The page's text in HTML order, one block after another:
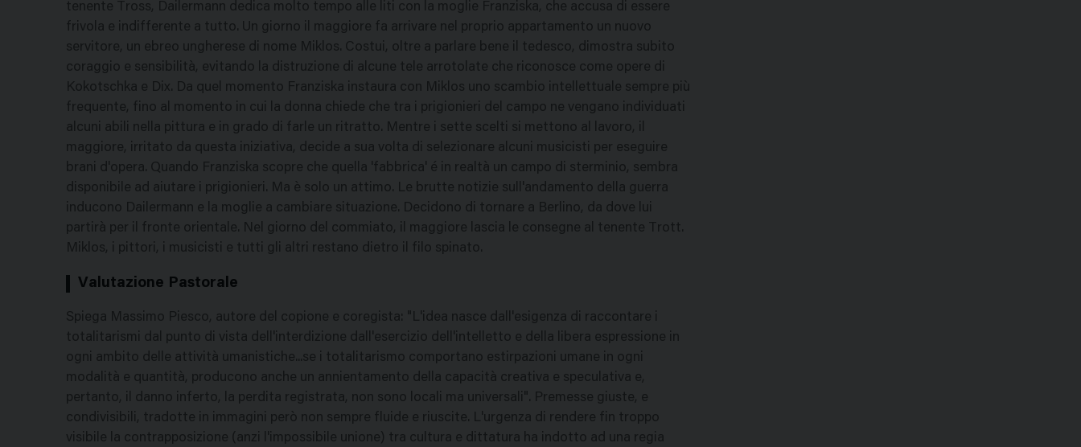
tenente Tross, Dailermann dedica molto tempo alle liti con la moglie Franziska, che accusa di essere
frivola e indifferente a tutto. Un giorno il maggiore fa arrivare nel proprio appartamento un nuovo
servitore, un ebreo ungherese di nome Miklos. Costui, oltre a parlare bene il tedesco, dimostra subito
coraggio e sensibilità, evitando la distruzione di alcune tele arrotolate che riconosce come opere di
Kokotschka e Dix. Da quel momento Franziska instaura con Miklos uno scambio intellettuale sempre più
frequente, fino al momento in cui la donna chiede che tra i prigionieri del campo ne vengano individuati
alcuni abili nella pittura e in grado di farle un ritratto. Mentre i sette scelti si mettono al lavoro, il
maggiore, irritato da questa iniziativa, decide a sua volta di selezionare alcuni musicisti per eseguire
brani d'opera. Quando Franziska scopre che quella 'fabbrica' é in realtà un campo di sterminio, sembra
disponibile ad aiutare i prigionieri. Ma è solo un attimo. Le brutte notizie sull'andamento della guerra
inducono Dailermann e la moglie a cambiare situazione. Decidono di tornare a Berlino, da dove lui
partirà per il fronte orientale. Nel giorno del commiato, il maggiore lascia le consegne al tenente Trott.
Miklos, i pittori, i musicisti e tutti gli altri restano dietro il filo spinato.
Valutazione Pastorale
Spiega Massimo Piesco, autore del copione e coregista: "L'idea nasce dall'esigenza di raccontare i
totalitarismi dal punto di vista dell'interdizione dall'esercizio dell'intelletto e della libera espressione in
ogni ambito delle attività umanistiche...se i totalitarismo comportano estirpazioni umane in ogni
modalità e quantità, producono anche un annientamento della capacità creativa e speculativa e,
pertanto, il danno inferto, la perdita registrata, non sono locali ma universali". Premesse giuste, e
condivisibili, tradotte in immagini però non sempre fluide e riuscite. L'urgenza di rendere fin troppo
visibile la contrapposizione (anzi l'impossibile unione) tra cultura e dittatura ha indotto ad una regia